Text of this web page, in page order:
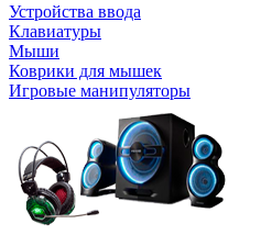
Устройства ввода
Клавиатуры
Мыши
Коврики для мышек
Игровые манипуляторы